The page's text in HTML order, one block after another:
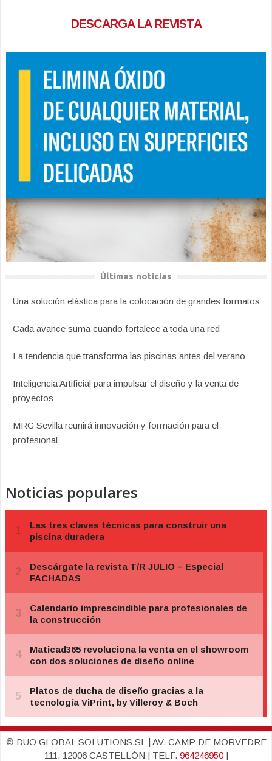
DESCARGA LA REVISTA
Últimas noticias
Una solución elástica para la colocación de grandes formatos
Cada avance suma cuando fortalece a toda una red
La tendencia que transforma las piscinas antes del verano
Inteligencia Artificial para impulsar el diseño y la venta de
proyectos
MRG Sevilla reunirá innovación y formación para el
profesional
Noticias populares
© DUO GLOBAL SOLUTIONS,SL | AV. CAMP DE MORVEDRE
111, 12006 CASTELLÓN | TELF. 964246950|